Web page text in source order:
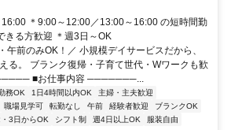
＊9:00～12:00／13:00～16:00 の短時間勤
きる方歓迎 ＊週3日～OK
午前のみOK！／ 小規模デイサービスだから、
る。 ブランク復帰・子育て世代・Wワークも歓
■お仕事内容 ───────...
務OK 1日4時間以内OK
主婦・主夫歓迎
職場見学可 転勤なし 午前 経験者歓迎
ブランクOK
3日からOK シフト制 週4日以上OK
服装自由